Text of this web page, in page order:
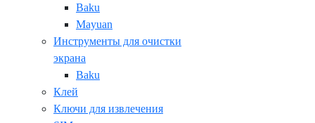
Baku
Mayuan
Инструменты для очистки
экрана
Baku
Клей
Ключи для извлечения